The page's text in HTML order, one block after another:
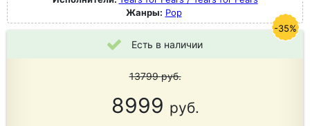
Жанры: Pop
Есть в наличии
13799руб.
8999 руб.
-35%